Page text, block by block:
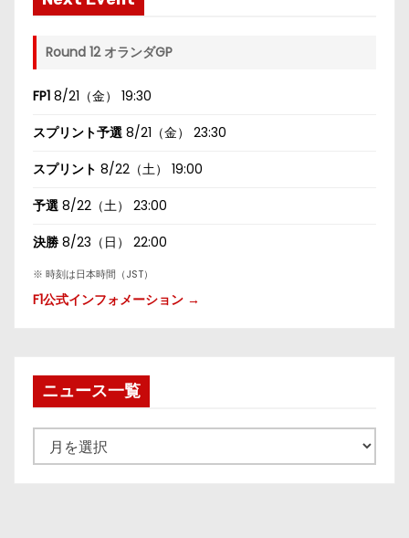
Round 12 オランダGP
FP1 8/21（金） 19:30
スプリント予選 8/21（金） 23:30
スプリント 8/22（土） 19:00
予選 8/22（土） 23:00
決勝 8/23（日） 22:00
※ 時刻は日本時間（JST）
F1公式インフォメーション →
ニュース一覧
ュ